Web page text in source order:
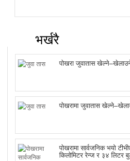
भर्खरै
पोखरा जुवातास
पोखरामा जुवातास
पोखरामा सार्वजनिक भयो
किलोमिटर रेन्ज र ३४ लिटर